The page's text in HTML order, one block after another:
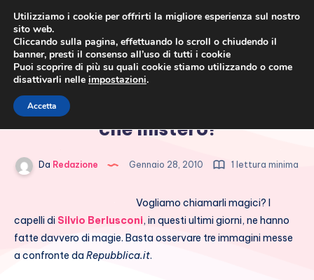
I capelli di Silvio Berlusconi:
che mistero!
Da Redazione Gennaio 28, 2010 1 lettura minima
Vogliamo chiamarli magici? I
capelli di Silvio Berlusconi, in questi ultimi giorni, ne hanno
fatte davvero di magie. Basta osservare tre immagini messe
a confronte da Repubblica.it.
Utilizziamo i cookie per offrirti la migliore esperienza sul nostro
sito web.
Cliccando sulla pagina, effettuando lo scroll o chiudendo il
banner, presti il consenso all’uso di tutti i cookie
Puoi scoprire di più su quali cookie stiamo utilizzando o come
disattivarli nelle impostazioni.
Accetta